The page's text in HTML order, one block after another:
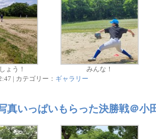
ょう！
みんな！
| カテゴリー： ギャラリー
いっぱいもらった決勝戦＠小